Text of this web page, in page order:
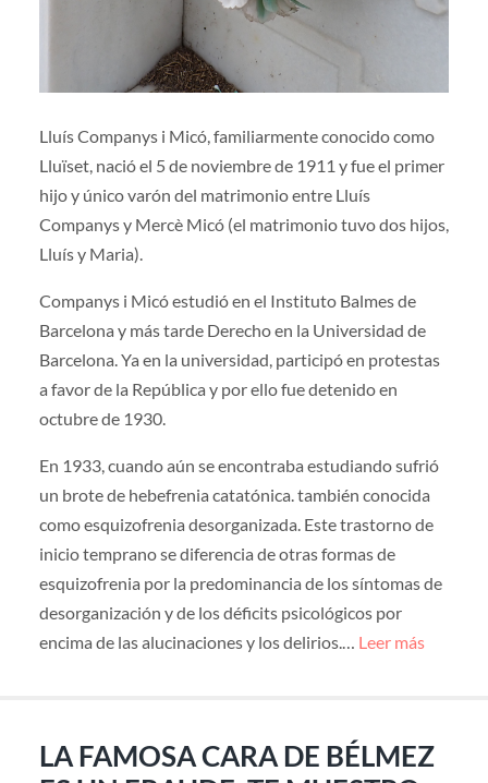
Lluís Companys i Micó, familiarmente conocido como
Lluïset, nació el 5 de noviembre de 1911 y fue el primer
hijo y único varón del matrimonio entre Lluís
Companys y Mercè Micó (el matrimonio tuvo dos hijos,
Lluís y Maria).
Companys i Micó estudió en el Instituto Balmes de
Barcelona y más tarde Derecho en la Universidad de
Barcelona. Ya en la universidad, participó en protestas
a favor de la República y por ello fue detenido en
octubre de 1930.
En 1933, cuando aún se encontraba estudiando sufrió
un brote de hebefrenia catatónica. también conocida
como esquizofrenia desorganizada. Este trastorno de
inicio temprano se diferencia de otras formas de
esquizofrenia por la predominancia de los síntomas de
desorganización y de los déficits psicológicos por
encima de las alucinaciones y los delirios.… Leer más
LA FAMOSA CARA DE BÉLMEZ